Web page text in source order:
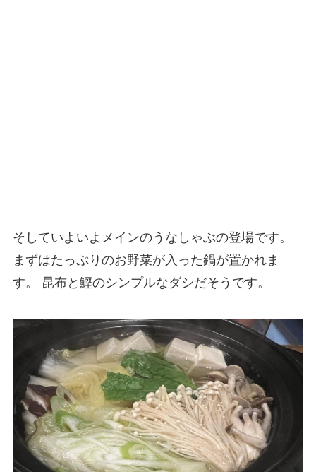
そしていよいよメインのうなしゃぶの登場です。
まずはたっぷりのお野菜が入った鍋が置かれま
す。 昆布と鰹のシンプルなダシだそうです。